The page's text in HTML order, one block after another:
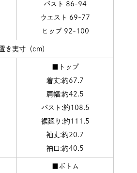
バスト 86-94
ウエスト 69-77
ヒップ 92-100
き実寸（cm）
■トップ
着丈:約67.7
肩幅:約42.5
バスト:約108.5
裾廻り:約111.5
袖丈:約20.7
袖口:約40.5
■ボトム